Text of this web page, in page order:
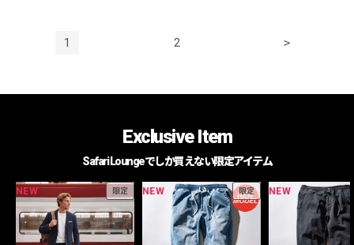
1 2 >
Exclusive Item
Safari Loungeでしか買えない限定アイテム
NEW 限定 NEW 限定 NEW